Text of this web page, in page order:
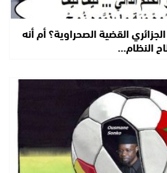
القضية الصحراوية؟ أم أنه
النظام…